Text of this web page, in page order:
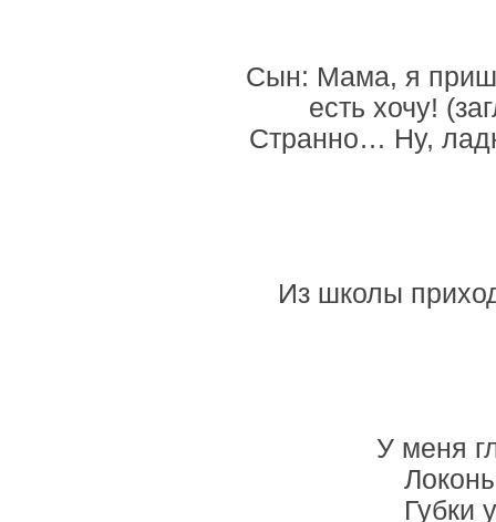
Сын: Мама, я
есть хочу!
Странно… Ну,
Из школы
У меня
Губки